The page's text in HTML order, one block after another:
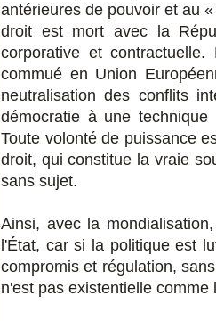
antérieures de pouvoir et au
droit est mort avec la
corporative et contractuelle.
commué en Union
neutralisation des conflits
démocratie à une
Toute volonté de puissance
droit, qui constitue la vraie
sans sujet.
Ainsi, avec la
l'État, car si la politique est
compromis et régulation,
n'est pas existentielle comme